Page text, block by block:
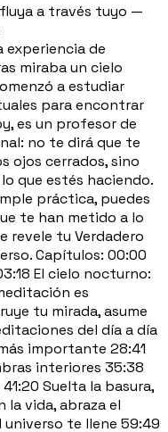
fluya a través tuyo —
experiencia de
miraba un cielo
a estudiar
para encontrar
es un profesor de
no te dirá que te
ojos cerrados, sino
que estés haciendo.
práctica, puedes
te han metido a lo
revele tu Verdadero
Capítulos: 00:00
El cielo nocturno:
es
tu mirada, asume
del día a día
importante 28:41
interiores 35:38
Suelta la basura,
la vida, abraza el
universo te llene 59:49